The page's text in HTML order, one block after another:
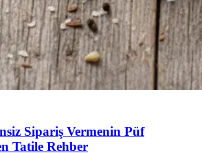
Sipariş Vermenin Püf
Tatile Rehber